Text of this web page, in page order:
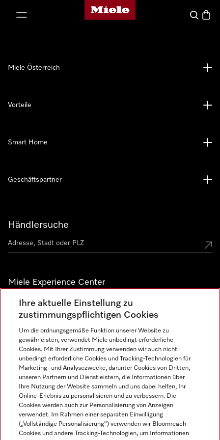
Miele-Homepage
Suche
Händlersuche
Miele Experience Center
Alle Miele Experience Center anzeigen
Newsletter
Miele Österreich
Vorteile
Smart Home
Geschäftspartner
Miele auf Instagram
Miele auf Facebook
Miele auf Youtube
Ihre aktuelle Einstellung zu
zustimmungspflichtigen Cookies
Um die ordnungsgemäße Funktion unserer Website zu
gewährleisten, verwendet Miele unbedingt erforderliche
Cookies. Mit Ihrer Zustimmung verwenden wir auch nicht
unbedingt erforderliche Cookies und Tracking-Technologien für
Marketing- und Analysezwecke, darunter Cookies von Dritten,
unseren Partnern und Dienstleistern, die Informationen über
Ihre Nutzung der Website sammeln und uns dabei helfen, Ihr
Online-Erlebnis zu personalisieren und zu verbessern. Die
Cookies werden auch zur Personalisierung von Anzeigen
verwendet. Im Rahmen einer separaten Einwilligung
(„Vollständige Personalisierung“) verwenden wir Bloomreach-
Cookies und andere Tracking-Technologien, um Informationen